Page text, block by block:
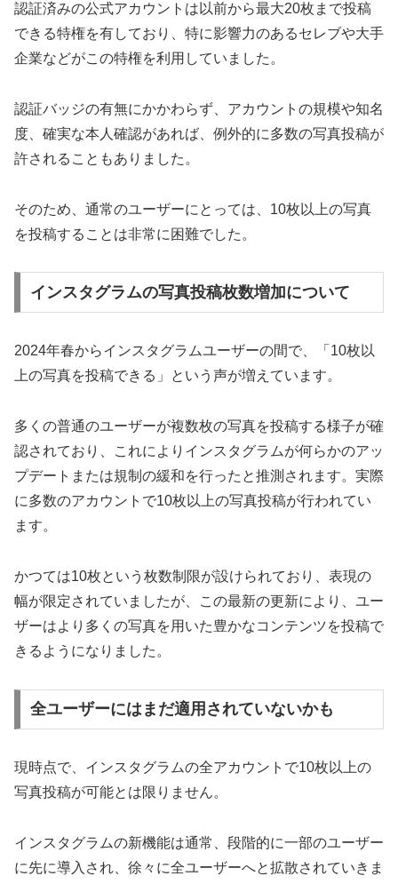
認証済みの公式アカウントは以前から最大20枚まで投稿
できる特権を有しており、特に影響力のあるセレブや大手
企業などがこの特権を利用していました。
認証バッジの有無にかかわらず、アカウントの規模や知名
度、確実な本人確認があれば、例外的に多数の写真投稿が
許されることもありました。
そのため、通常のユーザーにとっては、10枚以上の写真
を投稿することは非常に困難でした。
インスタグラムの写真投稿枚数増加について
2024年春からインスタグラムユーザーの間で、「10枚以
上の写真を投稿できる」という声が増えています。
多くの普通のユーザーが複数枚の写真を投稿する様子が確
認されており、これによりインスタグラムが何らかのアッ
プデートまたは規制の緩和を行ったと推測されます。実際
に多数のアカウントで10枚以上の写真投稿が行われてい
ます。
かつては10枚という枚数制限が設けられており、表現の
幅が限定されていましたが、この最新の更新により、ユー
ザーはより多くの写真を用いた豊かなコンテンツを投稿で
きるようになりました。
全ユーザーにはまだ適用されていないかも
現時点で、インスタグラムの全アカウントで10枚以上の
写真投稿が可能とは限りません。
インスタグラムの新機能は通常、段階的に一部のユーザー
に先に導入され、徐々に全ユーザーへと拡散されていきま